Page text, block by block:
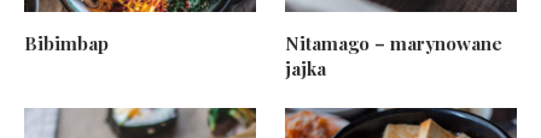
Bibimbap
Nitamago – marynowane
jajka